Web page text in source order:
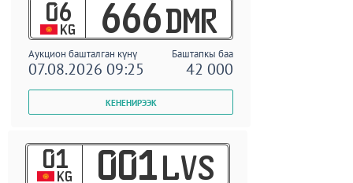
06
KG 666 DMR
Аукцион башталган күнү Баштапкы баа
07.08.2026 09:25 42 000
01
KG 001 LVS